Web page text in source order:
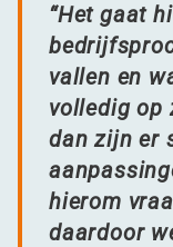
“Het gaat
vallen en
volledig op
dan zijn er
hierom
daardoor